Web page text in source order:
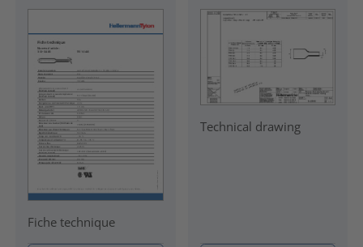
Fiche technique
Technical drawing